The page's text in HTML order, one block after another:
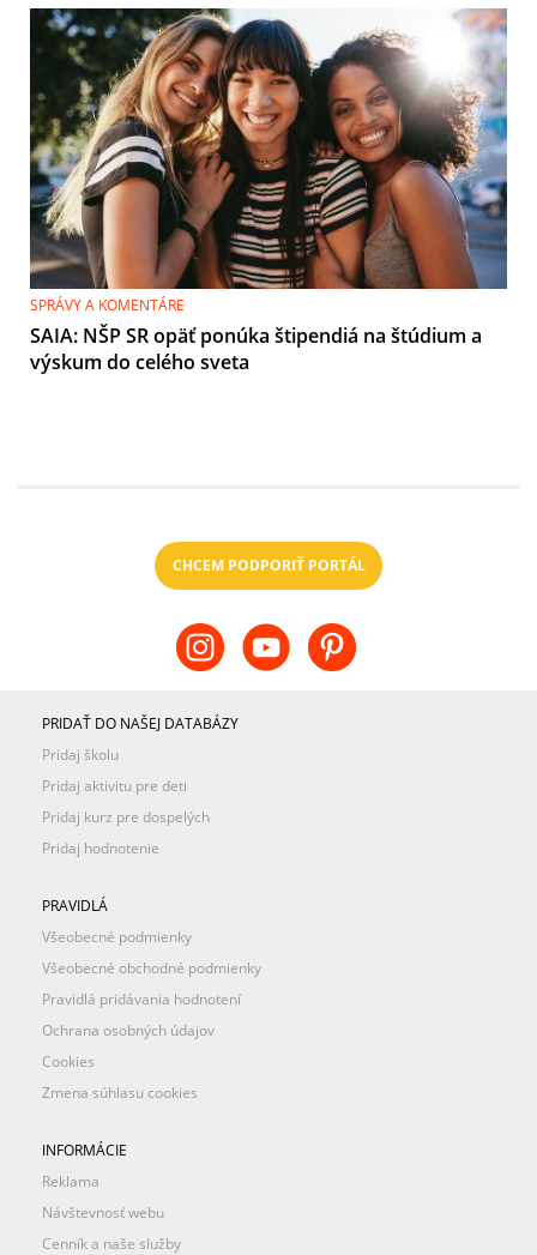
SPRÁVY A KOMENTÁRE
SAIA: NŠP SR opäť ponúka štipendiá na štúdium a
výskum do celého sveta
CHCEM PODPORIŤ PORTÁL
PRIDAŤ DO NAŠEJ DATABÁZY
Pridaj školu
Pridaj aktivitu pre deti
Pridaj kurz pre dospelých
Pridaj hodnotenie
PRAVIDLÁ
Všeobecné podmienky
Všeobecné obchodné podmienky
Pravidlá pridávania hodnotení
Ochrana osobných údajov
Cookies
Zmena súhlasu cookies
INFORMÁCIE
Reklama
Návštevnosť webu
Cenník a naše služby